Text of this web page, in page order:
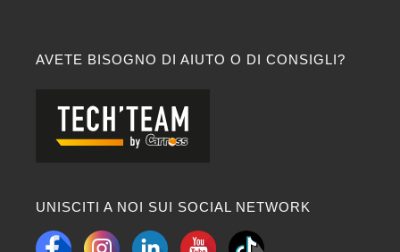
AVETE BISOGNO DI AIUTO O DI CONSIGLI?
UNISCITI A NOI SUI SOCIAL NETWORK